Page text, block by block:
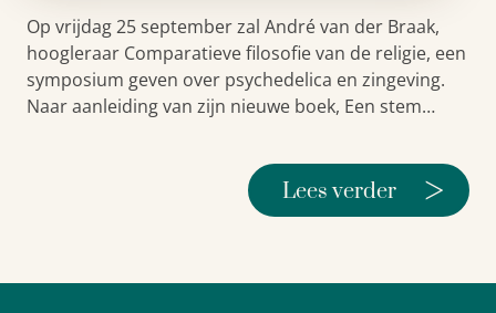
Op vrijdag 25 september zal André van der Braak,
hoogleraar Comparatieve filosofie van de religie, een
symposium geven over psychedelica en zingeving.
Naar aanleiding van zijn nieuwe boek, Een stem…
Lees verder >